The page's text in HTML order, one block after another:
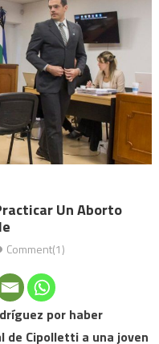
Un Aborto
Comment(1)
por haber
Cipolletti a una joven